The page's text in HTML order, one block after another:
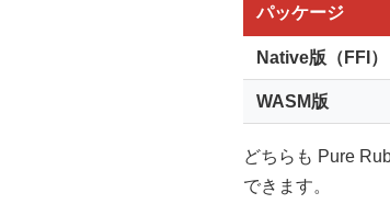
パッケージ
Native版（FFI）
WASM版
どちらも Pure
できます。